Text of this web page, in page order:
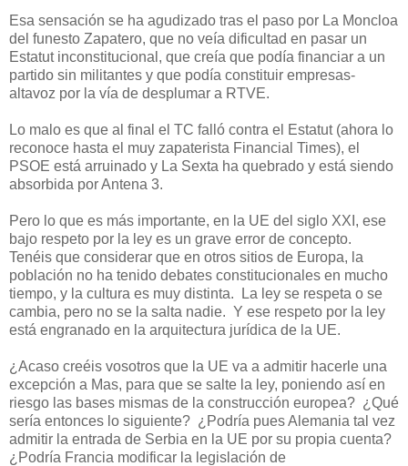
Esa sensación se ha agudizado tras el paso por La Moncloa
del funesto Zapatero, que no veía dificultad en pasar un
Estatut inconstitucional, que creía que podía financiar a un
partido sin militantes y que podía constituir empresas-
altavoz por la vía de desplumar a RTVE.
Lo malo es que al final el TC falló contra el Estatut (ahora lo
reconoce hasta el muy zapaterista Financial Times), el
PSOE está arruinado y La Sexta ha quebrado y está siendo
absorbida por Antena 3.
Pero lo que es más importante, en la UE del siglo XXI, ese
bajo respeto por la ley es un grave error de concepto.
Tenéis que considerar que en otros sitios de Europa, la
población no ha tenido debates constitucionales en mucho
tiempo, y la cultura es muy distinta.
La ley se respeta o se
cambia, pero no se la salta nadie. Y ese respeto por la ley
está engranado en la arquitectura jurídica de la UE.
¿Acaso creéis vosotros que la UE va a admitir hacerle una
excepción a Mas, para que se salte la ley, poniendo así en
riesgo las bases mismas de la construcción europea? ¿Qué
sería entonces lo siguiente? ¿Podría pues Alemania tal vez
admitir la entrada de Serbia en la UE por su propia cuenta?
¿Podría Francia modificar la legislación de